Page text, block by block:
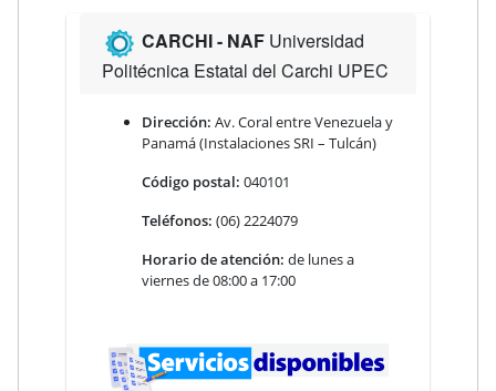
CARCHI- NAFUniversidad
Politécnica Estatal del Carchi UPEC
Dirección: Av. Coral entre Venezuela y
Panamá (Instalaciones SRI – Tulcán)
Código postal: 040101
Teléfonos: (06) 2224079
Horario de atención: de lunes a
viernes de 08:00 a 17:00